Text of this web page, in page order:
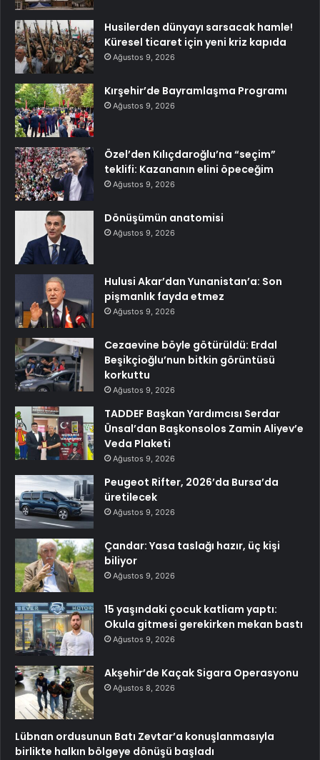
Husilerden dünyayı sarsacak hamle!
Küresel ticaret için yeni kriz kapıda
Ağustos 9, 2026
Kırşehir’de Bayramlaşma Programı
Ağustos 9, 2026
Özel’den Kılıçdaroğlu’na “seçim”
teklifi: Kazananın elini öpeceğim
Ağustos 9, 2026
Dönüşümün anatomisi
Ağustos 9, 2026
Hulusi Akar’dan Yunanistan’a: Son
pişmanlık fayda etmez
Ağustos 9, 2026
Cezaevine böyle götürüldü: Erdal
Beşikçioğlu’nun bitkin görüntüsü
korkuttu
Ağustos 9, 2026
TADDEF Başkan Yardımcısı Serdar
Ünsal’dan Başkonsolos Zamin Aliyev’e
Veda Plaketi
Ağustos 9, 2026
Peugeot Rifter, 2026’da Bursa’da
üretilecek
Ağustos 9, 2026
Çandar: Yasa taslağı hazır, üç kişi
biliyor
Ağustos 9, 2026
15 yaşındaki çocuk katliam yaptı:
Okula gitmesi gerekirken mekan bastı
Ağustos 9, 2026
Akşehir’de Kaçak Sigara Operasyonu
Ağustos 8, 2026
Lübnan ordusunun Batı Zevtar’a konuşlanmasıyla
birlikte halkın bölgeye dönüşü başladı